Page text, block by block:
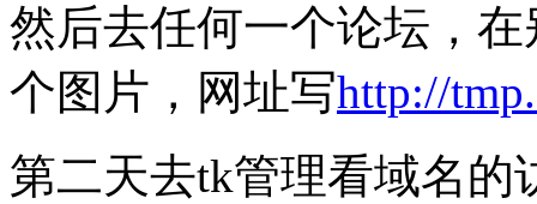
然后去任何一个论坛，
个图片，网址写http://
第二天去tk管理看域名的